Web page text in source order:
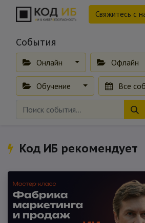
Свяжитесь с
События
Онлайн Офлайн
Обучение Все
Код ИБ рекомендует